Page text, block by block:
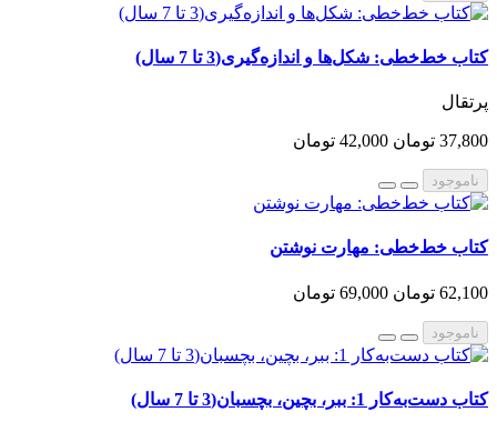
کتاب خط‌خطی: شکل‌ها و اندازه‌گیری(3 تا 7 سال)
پرتقال
37,800 تومان 42,000 تومان
ناموجود
کتاب خط‌خطی: مهارت نوشتن
62,100 تومان 69,000 تومان
ناموجود
کتاب دست‌به‌کار 1: ببر، بچین، بچسبان(3 تا 7 سال)